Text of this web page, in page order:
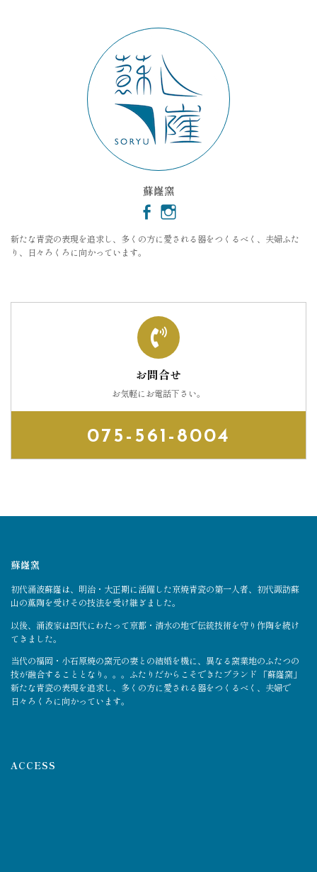
蘇嶐窯
新たな青瓷の表現を追求し、多くの方に愛される器をつくるべく、夫婦ふた
り、日々ろくろに向かっています。
お問合せ
お気軽にお電話下さい。
075-561-8004
蘇嶐窯
初代涌波蘇嶐は、明治・大正期に活躍した京焼青瓷の第一人者、初代諏訪蘇
山の薫陶を受けその技法を受け継ぎました。
以後、涌波家は四代にわたって京都・清水の地で伝統技術を守り作陶を続け
てきました。
当代の福岡・小石原焼の窯元の妻との結婚を機に、異なる窯業地のふたつの
技が融合することとなり。。。ふたりだからこそできたブランド 「蘇嶐窯」
新たな青瓷の表現を追求し、多くの方に愛される器をつくるべく、夫婦で
日々ろくろに向かっています。
ACCESS